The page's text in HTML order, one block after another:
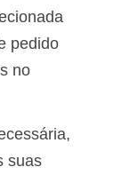
pedido
no
suas